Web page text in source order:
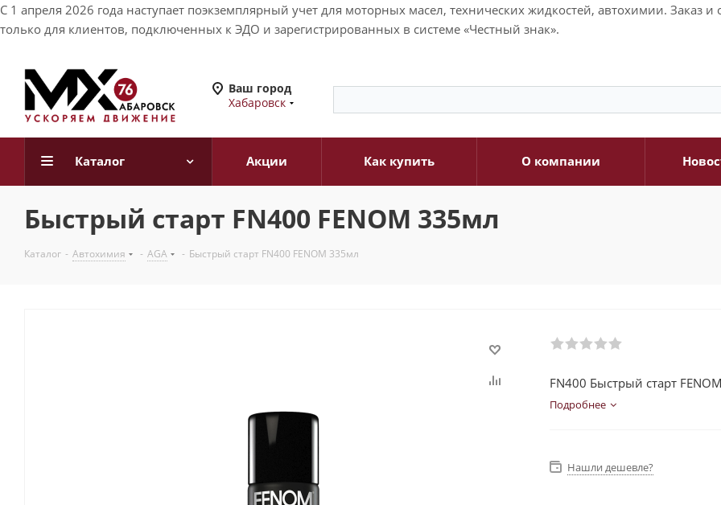
С 1 апреля 2026 года наступает поэкземплярный учет для моторных масел, технических жидкостей, автохимии. Заказ
только для клиентов, подключенных к ЭДО и зарегистрированных в системе «Честный знак».
Ваш город
Хабаровск
Каталог Акции Как купить О компании
Быстрый старт FN400 FENOM 335мл
Каталог - Автохимия - AGA - Быстрый старт FN400 FENOM 335мл
FN400 Быстрый старт
Подробнее
Нашли дешевле?